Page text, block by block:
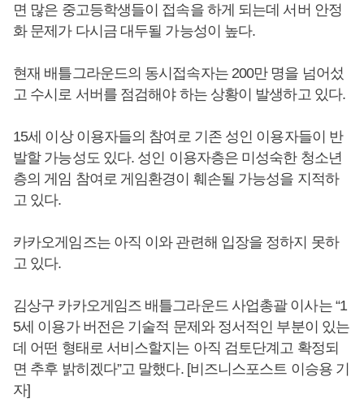
면 많은 중고등학생들이 접속을 하게 되는데 서버 안정
화 문제가 다시금 대두될 가능성이 높다.
현재 배틀그라운드의 동시접속자는 200만 명을 넘어섰
고 수시로 서버를 점검해야 하는 상황이 발생하고 있다.
15세 이상 이용자들의 참여로 기존 성인 이용자들이 반
발할 가능성도 있다. 성인 이용자층은 미성숙한 청소년
층의 게임 참여로 게임환경이 훼손될 가능성을 지적하
고 있다.
카카오게임즈는 아직 이와 관련해 입장을 정하지 못하
고 있다.
김상구 카카오게임즈 배틀그라운드 사업총괄 이사는 “1
5세 이용가 버전은 기술적 문제와 정서적인 부분이 있는
데 어떤 형태로 서비스할지는 아직 검토단계고 확정되
면 추후 밝히겠다”고 말했다. [비즈니스포스트 이승용 기
자]